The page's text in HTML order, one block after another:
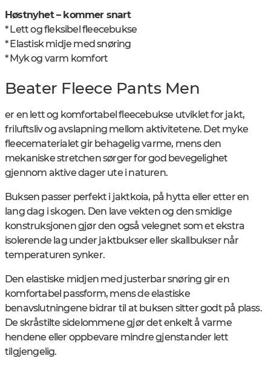
Høstnyhet – kommer snart
* Lett og fleksibel fleecebukse
* Elastisk midje med snøring
* Myk og varm komfort
Beater Fleece Pants Men
er en lett og komfortabel fleecebukse utviklet for jakt,
friluftsliv og avslapning mellom aktivitetene. Det myke
fleecematerialet gir behagelig varme, mens den
mekaniske stretchen sørger for god bevegelighet
gjennom aktive dager ute i naturen.
Buksen passer perfekt i jaktkoia, på hytta eller etter en
lang dag i skogen. Den lave vekten og den smidige
konstruksjonen gjør den også velegnet som et ekstra
isolerende lag under jaktbukser eller skallbukser når
temperaturen synker.
Den elastiske midjen med justerbar snøring gir en
komfortabel passform, mens de elastiske
benavslutningene bidrar til at buksen sitter godt på plass.
De skråstilte sidelommene gjør det enkelt å varme
hendene eller oppbevare mindre gjenstander lett
tilgjengelig.